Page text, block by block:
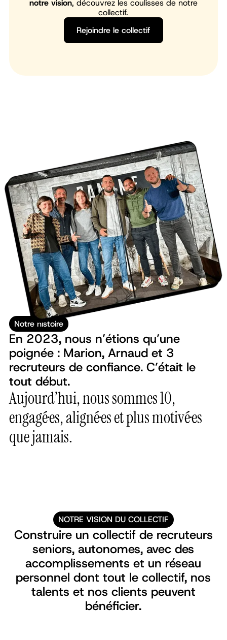
notre vision, découvrez les coulisses de notre
collectif.
Rejoindre le collectif
Rejoindre le collectif
Notre histoire
En 2023, nous n’étions qu’une
poignée : Marion, Arnaud et 3
recruteurs de confiance. C’était le
tout début.
Aujourd’hui, nous sommes 10,
engagé·es, aligné·es et plus motivé·es
que jamais.
NOTRE VISION DU COLLECTIF
Construire un collectif de recruteurs
seniors, autonomes, avec des
accomplissements et un réseau
personnel dont tout le collectif, nos
talents et nos clients peuvent
bénéficier.